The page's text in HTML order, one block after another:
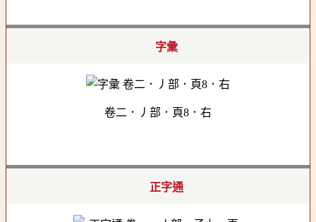
字彙
卷二．丿部．頁8．右
正字通